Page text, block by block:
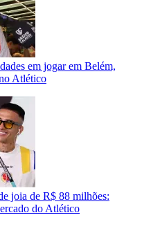
em jogar em Belém,
Atlético
joia de R$ 88 milhões:
do Atlético